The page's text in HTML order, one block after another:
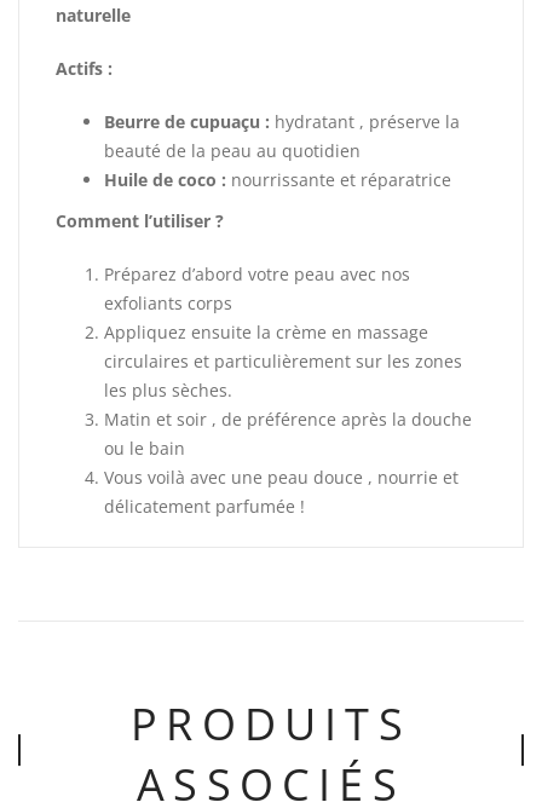
naturelle
Actifs :
Beurre de cupuaçu : hydratant , préserve la
beauté de la peau au quotidien
Huile de coco : nourrissante et réparatrice
Comment l’utiliser ?
Préparez d’abord votre peau avec nos
exfoliants corps
Appliquez ensuite la crème en massage
circulaires et particulièrement sur les zones
les plus sèches.
Matin et soir , de préférence après la douche
ou le bain
Vous voilà avec une peau douce , nourrie et
délicatement parfumée !
PRODUITS
ASSOCIÉS